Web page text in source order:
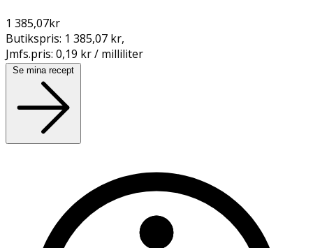
1 385,07kr
Butikspris: 1 385,07 kr,
Jmfs.pris: 0,19 kr / milliliter
Se mina recept